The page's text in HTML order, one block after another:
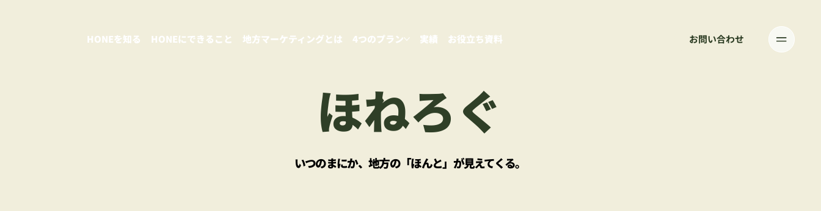
お問い合わせ
HONEを知る HONEにできること 地方マーケティングとは 4つのプラン 実績 お役立ち資料
ほねろぐ
いつのまにか、地方の「ほんと」が見えてくる。